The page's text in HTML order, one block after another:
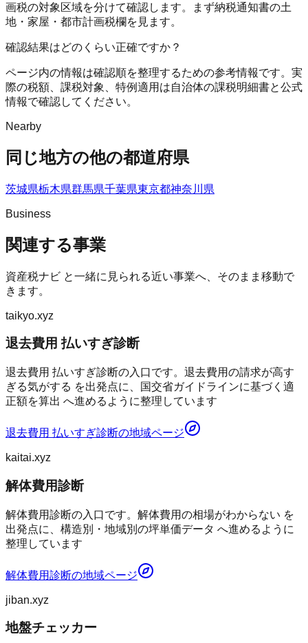
画税の対象区域を分けて確認します。まず納税通知書の土
地・家屋・都市計画税欄を見ます。
確認結果はどのくらい正確ですか？
ページ内の情報は確認順を整理するための参考情報です。実
際の税額、課税対象、特例適用は自治体の課税明細書と公式
情報で確認してください。
Nearby
同じ地方の他の都道府県
茨城県栃木県群馬県千葉県東京都神奈川県
Business
関連する事業
資産税ナビ と一緒に見られる近い事業へ、そのまま移動で
きます。
taikyo.xyz
退去費用 払いすぎ診断
退去費用 払いすぎ診断の入口です。退去費用の請求が高す
ぎる気がする を出発点に、国交省ガイドラインに基づく適
正額を算出 へ進めるように整理しています
退去費用 払いすぎ診断の地域ページ
kaitai.xyz
解体費用診断
解体費用診断の入口です。解体費用の相場がわからない を
出発点に、構造別・地域別の坪単価データ へ進めるように
整理しています
解体費用診断の地域ページ
jiban.xyz
地盤チェッカー